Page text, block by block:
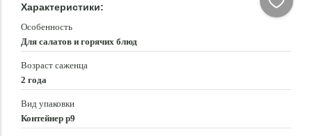
Характеристики:
Особенность
Для салатов и горячих блюд
Возраст саженца
2 года
Вид упаковки
Контейнер p9